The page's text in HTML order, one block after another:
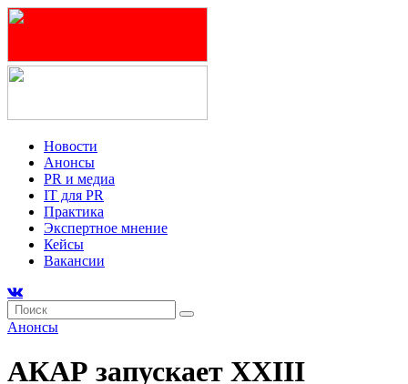
Новости
Анонсы
PR и медиа
IT для PR
Практика
Экспертное мнение
Кейсы
Вакансии
Анонсы
АКАР запускает XXIII